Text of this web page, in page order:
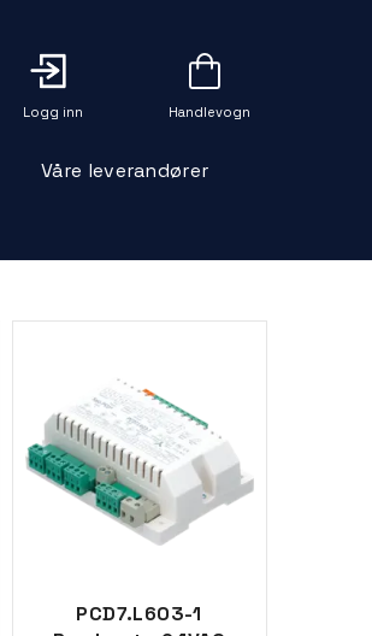
Logg inn Handlevogn
Våre leverandører
PCD7.L603-1